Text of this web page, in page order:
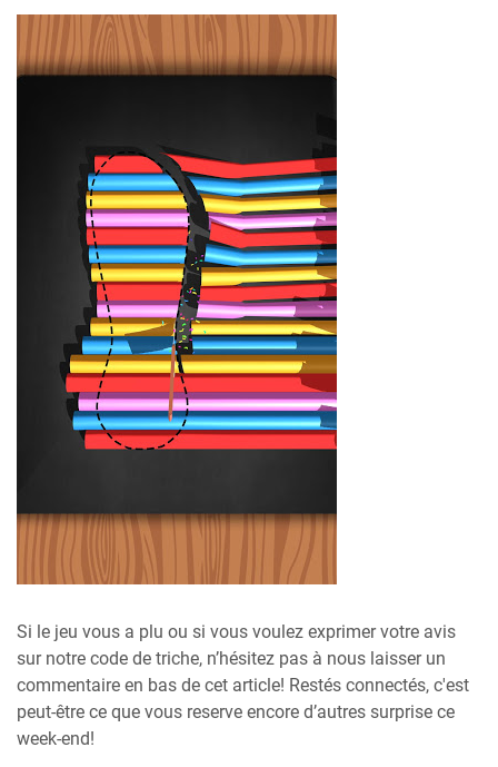
Si le jeu vous a plu ou si vous voulez exprimer votre avis
sur notre code de triche, n’hésitez pas à nous laisser un
commentaire en bas de cet article! Restés connectés, c'est
peut-être ce que vous reserve encore d’autres surprise ce
week-end!